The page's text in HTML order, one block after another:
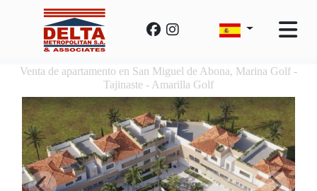
Venta de apartamento en San Miguel de Abona, Marina Golf -
Tajinaste - Amarilla Golf